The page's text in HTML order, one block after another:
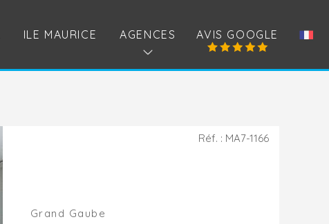
AVIS GOOGLE
ILE MAURICE AGENCES
Grand Gaube
Réf. : MA7-1166